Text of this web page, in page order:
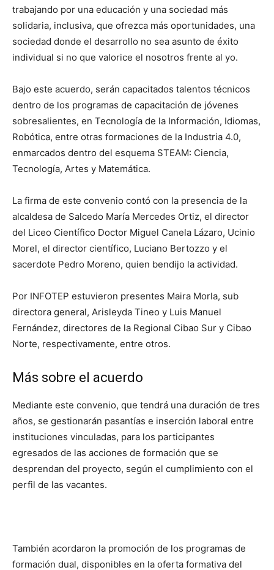
trabajando por una educación y una sociedad más
solidaria, inclusiva, que ofrezca más oportunidades, una
sociedad donde el desarrollo no sea asunto de éxito
individual si no que valorice el nosotros frente al yo.
Bajo este acuerdo, serán capacitados talentos técnicos
dentro de los programas de capacitación de jóvenes
sobresalientes, en Tecnología de la Información, Idiomas,
Robótica, entre otras formaciones de la Industria 4.0,
enmarcados dentro del esquema STEAM: Ciencia,
Tecnología, Artes y Matemática.
La firma de este convenio contó con la presencia de la
alcaldesa de Salcedo María Mercedes Ortiz, el director
del Liceo Científico Doctor Miguel Canela Lázaro, Ucinio
Morel, el director científico, Luciano Bertozzo y el
sacerdote Pedro Moreno, quien bendijo la actividad.
Por INFOTEP estuvieron presentes Maira Morla, sub
directora general, Arisleyda Tineo y Luis Manuel
Fernández, directores de la Regional Cibao Sur y Cibao
Norte, respectivamente, entre otros.
Más sobre el acuerdo
Mediante este convenio, que tendrá una duración de tres
años, se gestionarán pasantías e inserción laboral entre
instituciones vinculadas, para los participantes
egresados de las acciones de formación que se
desprendan del proyecto, según el cumplimiento con el
perfil de las vacantes.
También acordaron la promoción de los programas de
formación dual, disponibles en la oferta formativa del